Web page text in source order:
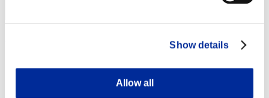
Show details
Allow all